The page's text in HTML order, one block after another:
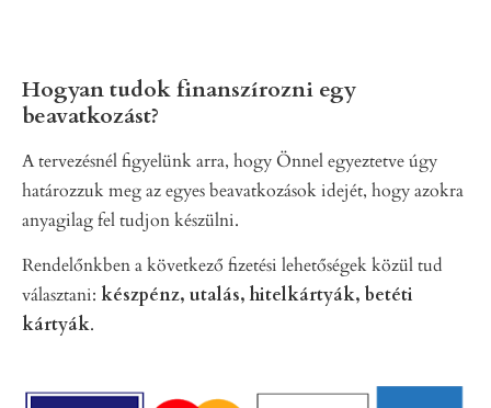
Hogyan tudok finanszírozni egy
beavatkozást?
A tervezésnél figyelünk arra, hogy Önnel egyeztetve úgy
határozzuk meg az egyes beavatkozások idejét, hogy azokra
anyagilag fel tudjon készülni.
Rendelőnkben a következő fizetési lehetőségek közül tud
választani: készpénz, utalás, hitelkártyák, betéti
kártyák.